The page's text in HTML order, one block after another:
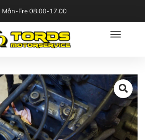
Mån-Fre 08.00-17.00